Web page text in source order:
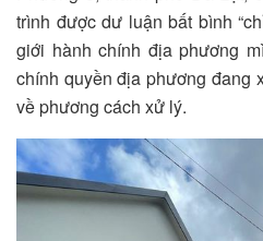
trình được dư luận bất bình
giới hành chính địa phương
chính quyền địa phương đang
về phương cách xử lý.